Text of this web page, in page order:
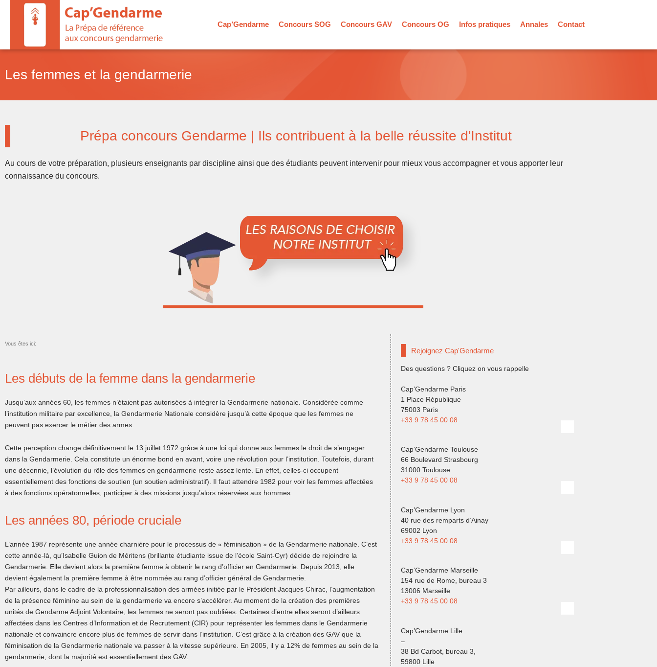
Cap’Gendarme Concours SOG Concours GAV Concours OG Infos pratiques Annales Contact
Les femmes et la gendarmerie
Prépa concours Gendarme | Ils contribuent à la belle réussite d'Institut
Au cours de votre préparation, plusieurs enseignants par discipline ainsi que des étudiants peuvent intervenir pour mieux vous accompagner et vous apporter leur
connaissance du concours.
Vous êtes ici:
Les débuts de la femme dans la gendarmerie
Jusqu’aux années 60, les femmes n’étaient pas autorisées à intégrer la Gendarmerie nationale. Considérée comme
l’institution militaire par excellence, la Gendarmerie Nationale considère jusqu’à cette époque que les femmes ne
peuvent pas exercer le métier des armes.
Cette perception change définitivement le 13 juillet 1972 grâce à une loi qui donne aux femmes le droit de s’engager
dans la Gendarmerie. Cela constitute un énorme bond en avant, voire une révolution pour l’institution. Toutefois, durant
une décennie, l’évolution du rôle des femmes en gendarmerie reste assez lente. En effet, celles-ci occupent
essentiellement des fonctions de soutien (un soutien administratif). Il faut attendre 1982 pour voir les femmes affectées
à des fonctions opératonnelles, participer à des missions jusqu’alors réservées aux hommes.
Les années 80, période cruciale
L’année 1987 représente une année charnière pour le processus de « féminisation » de la Gendarmerie nationale. C’est
cette année-là, qu’Isabelle Guion de Méritens (brillante étudiante issue de l’école Saint-Cyr) décide de rejoindre la
Gendarmerie. Elle devient alors la première femme à obtenir le rang d’officier en Gendarmerie. Depuis 2013, elle
devient également la première femme à être nommée au rang d’officier général de Gendarmerie.
Par ailleurs, dans le cadre de la professionnalisation des armées initiée par le Président Jacques Chirac, l’augmentation
de la présence féminine au sein de la gendarmerie va encore s’accélérer. Au moment de la création des premières
unités de Gendarme Adjoint Volontaire, les femmes ne seront pas oubliées. Certaines d’entre elles seront d’ailleurs
affectées dans les Centres d’Information et de Recrutement (CIR) pour représenter les femmes dans le Gendarmerie
nationale et convaincre encore plus de femmes de servir dans l’institution. C’est grâce à la création des GAV que la
féminisation de la Gendarmerie nationale va passer à la vitesse supérieure. En 2005, il y a 12% de femmes au sein de la
gendarmerie, dont la majorité est essentiellement des GAV.
Rejoignez Cap'Gendarme
Des questions ? Cliquez on vous rappelle
Cap’Gendarme Paris
1 Place République
75003 Paris
+33 9 78 45 00 08
Cap’Gendarme Toulouse
66 Boulevard Strasbourg
31000 Toulouse
+33 9 78 45 00 08
Cap’Gendarme Lyon
40 rue des remparts d’Ainay
69002 Lyon
+33 9 78 45 00 08
Cap’Gendarme Marseille
154 rue de Rome, bureau 3
13006 Marseille
+33 9 78 45 00 08
Cap’Gendarme Lille
–
38 Bd Carbot, bureau 3,
59800 Lille